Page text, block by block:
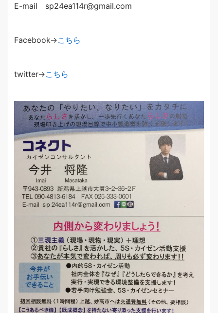
E-mail sp24ea114r@gmail.com
Facebook→こちら
twitter→こちら